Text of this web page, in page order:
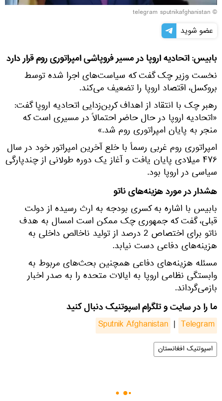
© telegram sputnikafghanistan
عضو شوید
بابیس: اتحادیه اروپا در مسیر فروپاشی امپراتوری روم قرار دارد
نخست وزیر چک گفت که سیاست‌های اجرا شده توسط
بروکسل، اقتصاد اروپا را تضعیف می‌کند.
رهبر چک با انتقاد از اهداف کربن‌زدایی اتحادیه اروپا گفت:
«اتحادیه اروپا در حال حاضر احتمالاً در مسیری است که
منجر به پایان امپراتوری روم شد.»
امپراتوری روم غربی رسماً با خلع آخرین امپراتور خود در سال
۴۷۶ میلادی پایان یافت و آغاز یک دوره طولانی از چندپارگی
سیاسی در اروپا بود.
هشدار در مورد هزینه‌های ناتو
بابیس با اشاره به کسری بودجه به ارث رسیده از دولت
قبلی، گفت که جمهوری چک ممکن است امسال به هدف
ناتو برای اختصاص 2 درصد از تولید ناخالص داخلی به
هزینه‌های دفاعی دست نیابد.
مسئله هزینه‌های دفاعی همچنین بحث‌های مربوط به
وابستگی نظامی اروپا به ایالات متحده را به صدر اخبار
بازمی‌گرداند.
ما را در سایت و تلگرام اسپوتنیک دنبال کنید
Sputnik Afghanistan | Telegram
اسپوتنیک افغانستان